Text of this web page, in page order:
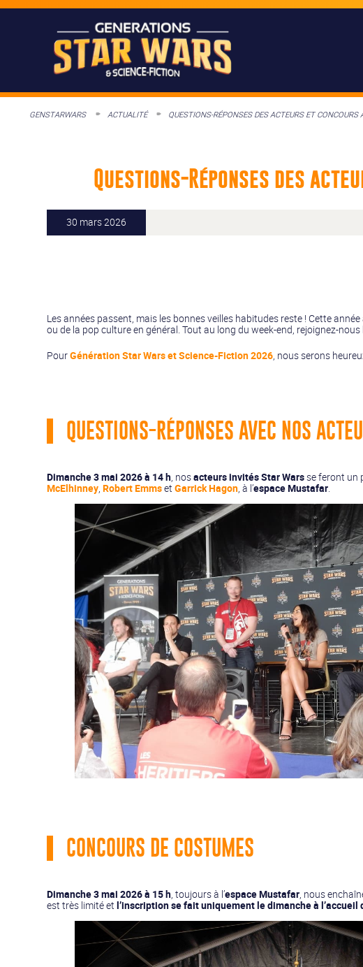
GENSTARWARS ACTUALITÉ QUESTIONS-RÉPONSES DES ACTEURS ET
Questions-Réponses des
30 mars 2026
Les années passent, mais les bonnes veilles habitudes reste ! Cette
ou de la pop culture en général. Tout au long du week-end, rejoignez-
PourGénération Star Wars et Science-Fiction 2026 , nous serons
QUESTIONS-RÉPONSES AVEC NOS
Dimanche 3 mai 2026 à 14 h, nosacteurs invités Star Warsse feront un
McElhinney,Robert EmmsetGarrick Hagon, à l’espace Mustafar.
CONCOURS DE COSTUMES
Dimanche 3 mai 2026 à 15 h, toujours à l’espace Mustafar, nous
est très limité etl’inscription se fait uniquement le dimanche à l’accueil